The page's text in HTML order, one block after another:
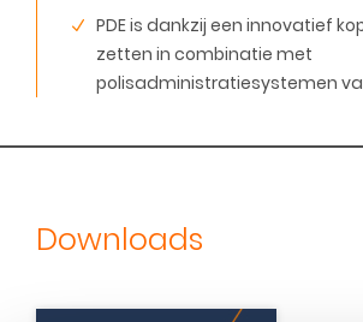
PDE is dankzij een innovatief
zetten in combinatie met
polisadministratiesystemen
Downloads